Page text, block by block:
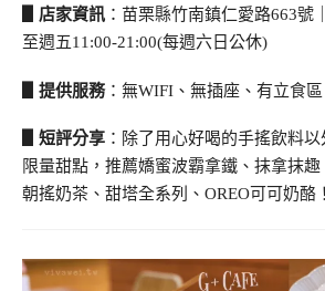
▋店家資訊 ：苗栗縣竹南鎮仁愛路663號
至週五11:00-21:00(每週六日公休)
▋提供服務：無WIFI、無插座、有立食區
▋短評分享 ：除了用心好喝的手搖飲料
限量甜點，推薦嬌蜜波霸拿鐵、抹拿抹趣
朝搖奶茶、甜塔全系列、OREO可可奶酪！